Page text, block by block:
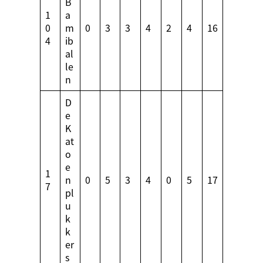
1
0
4
a
m
ib
al
le
n
0 3 3 4 2 4 16
1
7
D
e
K
at
o
e
n
pl
u
k
k
er
s
0 5 3 4 0 5 17